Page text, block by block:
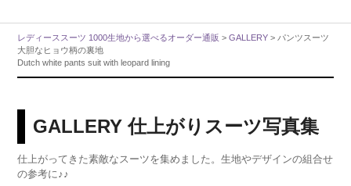
レディーススーツ 1000生地から選べるオーダー通販 >GALLERY > パンツスーツ
大胆なヒョウ柄の裏地
Dutch white pants suit with leopard lining
GALLERY 仕上がりスーツ写真集
仕上がってきた素敵なスーツを集めました。生地やデザインの組合せ
の参考に♪♪